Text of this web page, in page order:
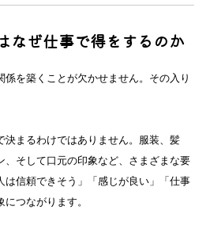
なぜ仕事で得をするのか
係を築くことが欠かせません。その入り
決まるわけではありません。服装、髪
、そして口元の印象など、さまざまな要
は信頼できそう」「感じが良い」「仕事
つながります。